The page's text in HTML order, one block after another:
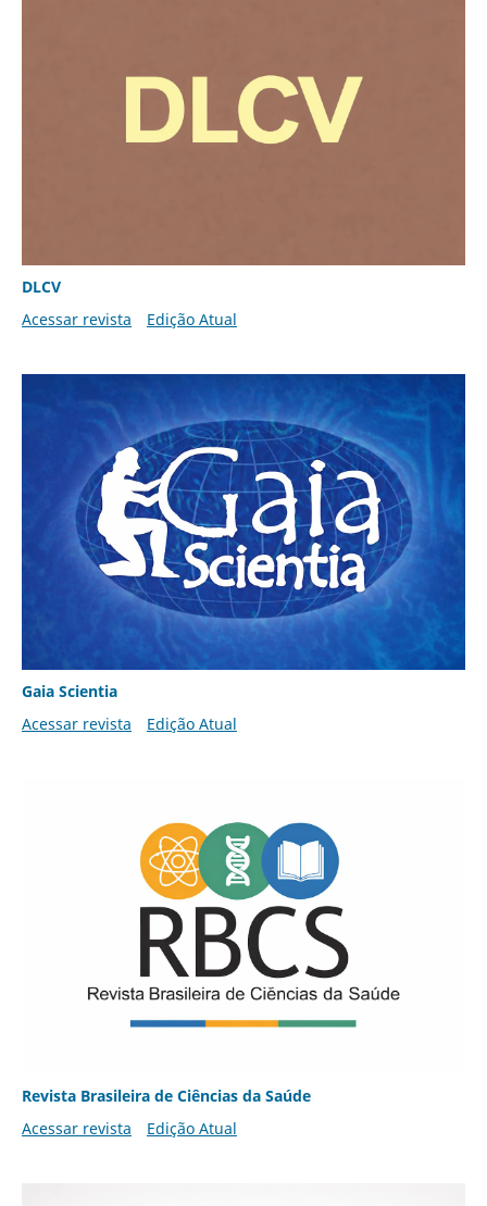
DLCV
Acessar revista
Edição Atual
Gaia Scientia
Acessar revista
Edição Atual
Revista Brasileira de Ciências da Saúde
Acessar revista
Edição Atual